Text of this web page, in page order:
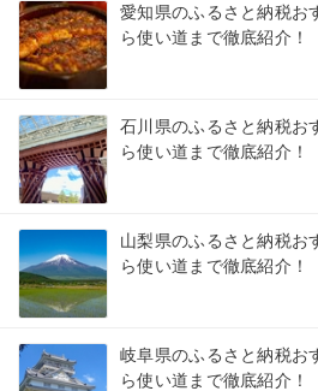
愛知県のふるさと納税お
ら使い道まで徹底紹介！
石川県のふるさと納税お
ら使い道まで徹底紹介！
山梨県のふるさと納税お
ら使い道まで徹底紹介！
岐阜県のふるさと納税お
ら使い道まで徹底紹介！